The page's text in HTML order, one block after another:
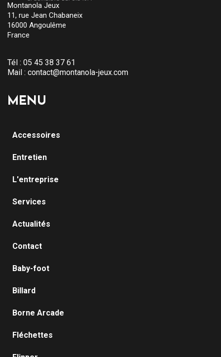
Montanola Jeux
11, rue Jean Chabaneix
16000 Angoulême
France
Tél : 05 45 38 37 61
Mail : contact@montanola-jeux.com
MENU
Accessoires
Entretien
L'entreprise
Services
Actualités
Contact
Baby-foot
Billard
Borne Arcade
Fléchettes